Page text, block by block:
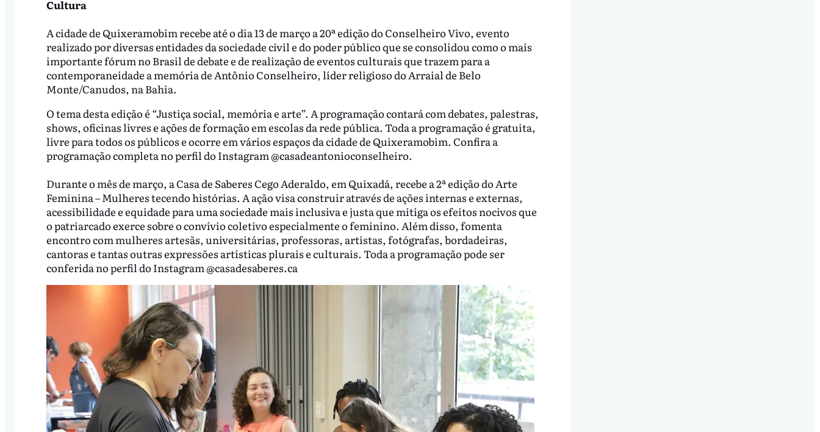
Cultura
A cidade de Quixeramobim recebe até o dia 13 de março a 20ª edição do Conselheiro Vivo, evento
realizado por diversas entidades da sociedade civil e do poder público que se consolidou como o mais
importante fórum no Brasil de debate e de realização de eventos culturais que trazem para a
contemporaneidade a memória de Antônio Conselheiro, líder religioso do Arraial de Belo
Monte/Canudos, na Bahia.
O tema desta edição é “Justiça social, memória e arte”. A programação contará com debates, palestras,
shows, oficinas livres e ações de formação em escolas da rede pública. Toda a programação é gratuita,
livre para todos os públicos e ocorre em vários espaços da cidade de Quixeramobim. Confira a
programação completa no perfil do Instagram @casadeantonioconselheiro.
Durante o mês de março, a Casa de Saberes Cego Aderaldo, em Quixadá, recebe a 2ª edição do Arte
Feminina – Mulheres tecendo histórias. A ação visa construir através de ações internas e externas,
acessibilidade e equidade para uma sociedade mais inclusiva e justa que mitiga os efeitos nocivos que
o patriarcado exerce sobre o convívio coletivo especialmente o feminino. Além disso, fomenta
encontro com mulheres artesãs, universitárias, professoras, artistas, fotógrafas, bordadeiras,
cantoras e tantas outras expressões artísticas plurais e culturais. Toda a programação pode ser
conferida no perfil do Instagram @casadesaberes.ca